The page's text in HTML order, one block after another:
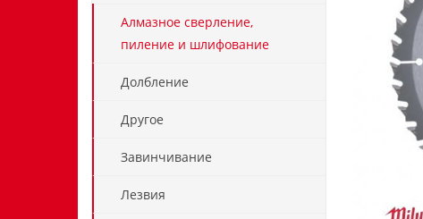
Алмазное сверление,
пиление и шлифование
Долбление
Другое
Завинчивание
Лезвия